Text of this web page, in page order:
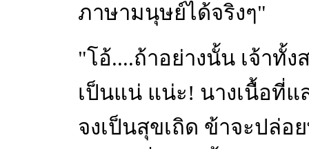
ภาษามนุษย์ได้จริงๆ"
"โอ้....ถ้าอย่างนั้น เจ้าทั้
เป็นแน่ แน่ะ! นางเนื้อที่
จงเป็นสุขเถิด ข้าจะปล่อ